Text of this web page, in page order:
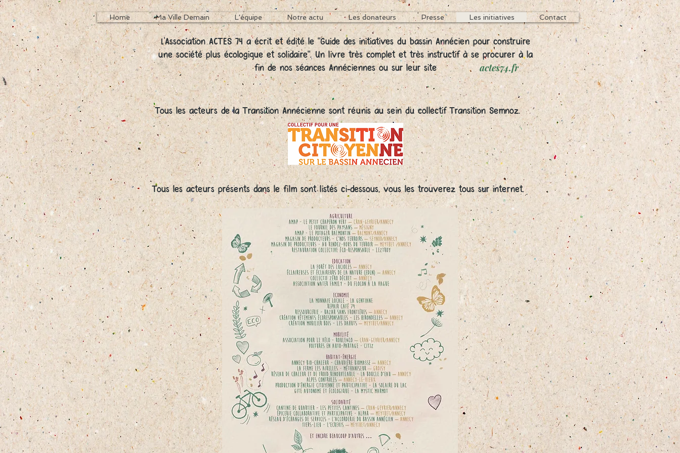
Home Ma Ville Demain L'équipe Notre actu Les donateurs Presse Les initiatives Contact
L'Association ACTES 74 a écrit et édité le "Guide des initiatives du bassin Annécien pour construire
une société plus écologique et solidaire". Un livre très complet et très instructif à se procurer à la
fin de nos séances Annéciennes ou sur leur site
actes74.fr
Tous les acteurs de la Transition Annécienne sont réunis au sein du collectif Transition Semnoz.
Tous les acteurs présents dans le film sont listés ci-dessous, vous les trouverez tous sur internet.